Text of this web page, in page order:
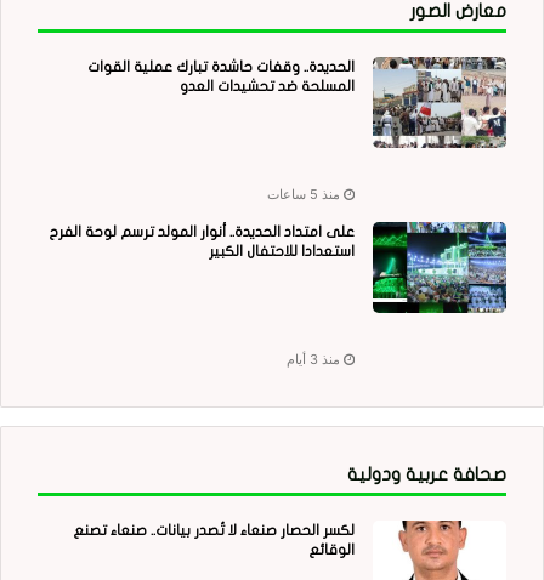
معارض الصور
الحديدة.. وقفات حاشدة تبارك عملية القوات
المسلحة ضد تحشيدات العدو
منذ 5 ساعات
على امتداد الحديدة.. أنوار المولد ترسم لوحة الفرح
استعدادا للاحتفال الكبير
منذ 3 أيام
صحافة عربية ودولية
لكسر الحصار صنعاء لا تُصدر بيانات.. صنعاء تصنع
الوقائع